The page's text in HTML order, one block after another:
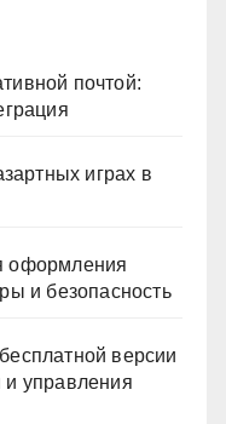
почтой:
играх в
оформления
и безопасность
версии
и управления